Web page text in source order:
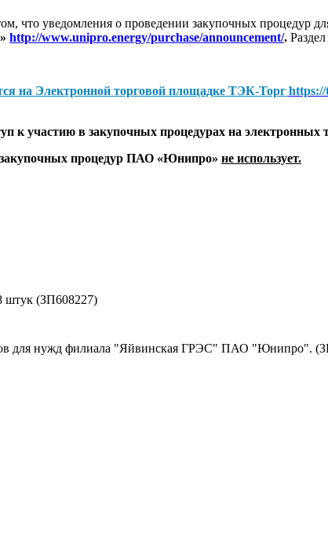
что уведомления о проведении закупочных
http://www.unipro.energy/purchase/announcement/.
на Электронной торговой площадке ТЭК-Торг
к участию в закупочных процедурах на электронных
закупочных процедур ПАО «Юнипро» не использует.
штук (ЗП608227)
для нужд филиала "Яйвинская ГРЭС" ПАО "Юнипро".